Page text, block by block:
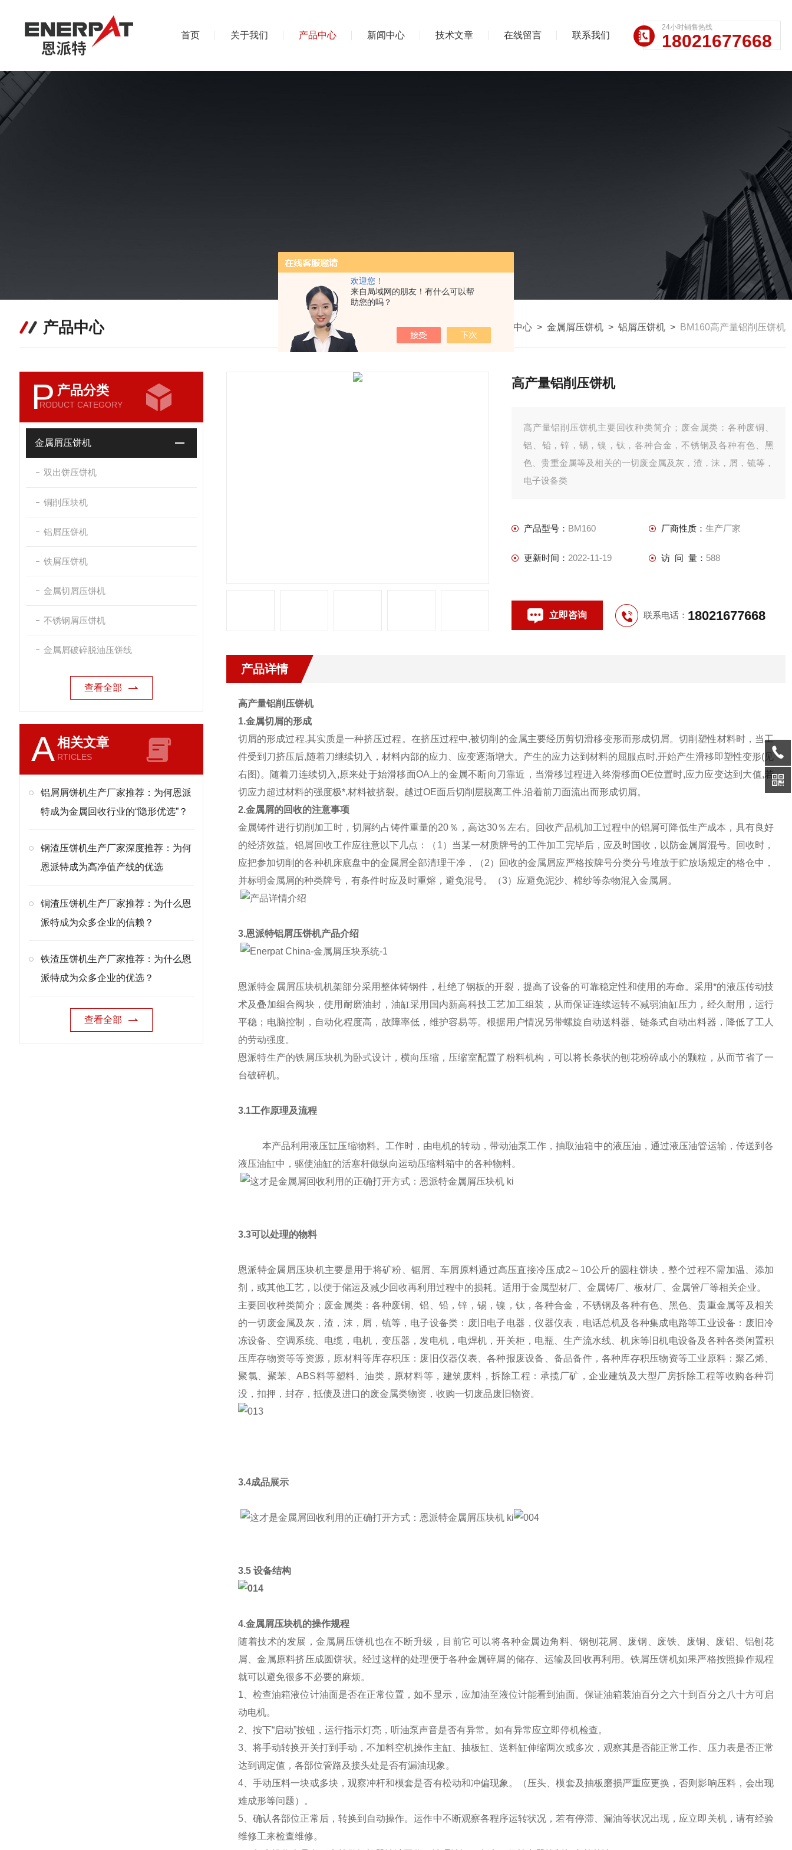
欢迎您！
来自局域网的朋友！有什么可以帮
助您的吗？
首页 关于我们 产品中心 新闻中心 技术文章 在线留言 联系我们
24小时销售热线
18021677668
产品中心 我的位置：首页> 产品中心 > 金属屑压饼机 > 铝屑压饼机 > BM160高产量铝削压饼机
P 产品分类
RODUCT CATEGORY
金属屑压饼机
双出饼压饼机
铜削压块机
铝屑压饼机
铁屑压饼机
金属切屑压饼机
不锈钢屑压饼机
金属屑破碎脱油压饼线
查看全部
A相关文章
RTICLES
铝屑屑饼机生产厂家推荐：为何恩派
特成为金属回收行业的“隐形优选”？
钢渣压饼机生产厂家深度推荐：为何
恩派特成为高净值产线的优选
铜渣压饼机生产厂家推荐：为什么恩
派特成为众多企业的信赖？
铁渣压饼机生产厂家推荐：为什么恩
派特成为众多企业的优选？
查看全部
高产量铝削压饼机
高产量铝削压饼机主要回收种类简介；废金属类：各种废铜、
铝、铅，锌，锡，镍，钛，各种合金，不锈钢及各种有色、黑
色、贵重金属等及相关的一切废金属及灰，渣，沫，屑，锍等，
电子设备类
产品型号： BM160 厂商性质： 生产厂家
更新时间： 2022-11-19 访 问 量： 588
立即咨询 联系电话： 18021677668
产品详情
高产量铝削压饼机
1.金属切屑的形成
切屑的形成过程,其实质是一种挤压过程。在挤压过程中,被切削的金属主要经历剪切滑移变形而形成切屑。切削塑性材料时，当工
件受到刀挤压后,随着刀继续切入，材料内部的应力、应变逐渐增大。产生的应力达到材料的屈服点时,开始产生滑移即塑性变形(见
右图)。随着刀连续切入,原来处于始滑移面OA上的金属不断向刀靠近，当滑移过程进入终滑移面OE位置时,应力应变达到大值,若
切应力超过材料的强度极*,材料被挤裂。越过OE面后切削层脱离工件,沿着前刀面流出而形成切屑。
2.金属屑的回收的注意事项
金属铸件进行切削加工时，切屑约占铸件重量的20％，高达30％左右。回收产品机加工过程中的铝屑可降低生产成本，具有良好
的经济效益。铝屑回收工作应往意以下几点：（1）当某一材质牌号的工件加工完毕后，应及时国收，以防金属屑混号。回收时，
应把参加切削的各种机床底盘中的金属屑全部清理干净，（2）回收的金属屑应严格按牌号分类分号堆放于贮放场规定的格仓中，
并标明金属屑的种类牌号，有条件时应及时重熔，避免混号。（3）应避免泥沙、棉纱等杂物混入金属屑。
3.恩派特铝屑压饼机产品介绍
恩派特金属屑压块机机架部分采用整体铸钢件，杜绝了钢板的开裂，提高了设备的可靠稳定性和使用的寿命。采用*的液压传动技
术及叠加组合阀块，使用耐磨油封，油缸采用国内新高科技工艺加工组装，从而保证连续运转不减弱油缸压力，经久耐用，运行
平稳；电脑控制，自动化程度高，故障率低，维护容易等。根据用户情况另带螺旋自动送料器、链条式自动出料器，降低了工人
的劳动强度。
恩派特生产的铁屑压块机为卧式设计，横向压缩，压缩室配置了粉料机构，可以将长条状的刨花粉碎成小的颗粒，从而节省了一
台破碎机。
3.1工作原理及流程
本产品利用液压缸压缩物料。工作时，由电机的转动，带动油泵工作，抽取油箱中的液压油，通过液压油管运输，传送到各
液压油缸中，驱使油缸的活塞杆做纵向运动压缩料箱中的各种物料。
3.3可以处理的物料
恩派特金属屑压块机主要是用于将矿粉、锯屑、车屑原料通过高压直接冷压成2～10公斤的圆柱饼块，整个过程不需加温、添加
剂，或其他工艺，以便于储运及减少回收再利用过程中的损耗。适用于金属型材厂、金属铸厂、板材厂、金属管厂等相关企业。
主要回收种类简介；废金属类：各种废铜、铝、铅，锌，锡，镍，钛，各种合金，不锈钢及各种有色、黑色、贵重金属等及相关
的一切废金属及灰，渣，沫，屑，锍等，电子设备类：废旧电子电器，仪器仪表，电话总机及各种集成电路等工业设备：废旧冷
冻设备、空调系统、电缆，电机，变压器，发电机，电焊机，开关柜，电瓶、生产流水线、机床等旧机电设备及各种各类闲置积
压库存物资等等资源，原材料等库存积压：废旧仪器仪表、各种报废设备、备品备件，各种库存积压物资等工业原料：聚乙烯、
聚氯、聚苯、ABS料等塑料、油类，原材料等，建筑废料，拆除工程：承揽厂矿，企业建筑及大型厂房拆除工程等收购各种罚
没，扣押，封存，抵债及进口的废金属类物资，收购一切废品废旧物资。
3.4成品展示
3.5 设备结构
4.金属屑压块机的操作规程
随着技术的发展，金属屑压饼机也在不断升级，目前它可以将各种金属边角料、钢刨花屑、废钢、废铁、废铜、废铝、铝刨花
屑、金属原料挤压成圆饼状。经过这样的处理便于各种金属碎屑的储存、运输及回收再利用。铁屑压饼机如果严格按照操作规程
就可以避免很多不必要的麻烦。
1、检查油箱液位计油面是否在正常位置，如不显示，应加油至液位计能看到油面。保证油箱装油百分之六十到百分之八十方可启
动电机。
2、按下“启动”按钮，运行指示灯亮，听油泵声音是否有异常。如有异常应立即停机检查。
3、将手动转换开关打到手动，不加料空机操作主缸、抽板缸、送料缸伸缩两次或多次，观察其是否能正常工作、压力表是否正常
达到调定值，各部位管路及接头处是否有漏油现象。
4、手动压料一块或多块，观察冲杆和模套是否有松动和冲偏现象。（压头、模套及抽板磨损严重应更换，否则影响压料，会出现
难成形等问题）。
5、确认各部位正常后，转换到自动操作。运作中不断观察各程序运转状况，若有停滞、漏油等状况出现，应立即关机，请有经验
维修工来检查维修。